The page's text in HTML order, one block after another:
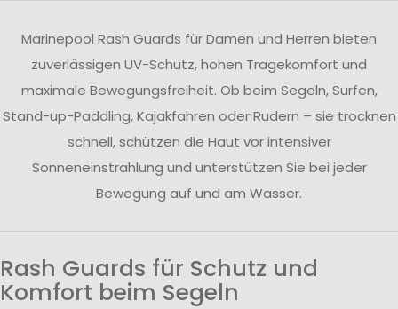
Marinepool Rash Guards für Damen und Herren bieten
zuverlässigen UV-Schutz, hohen Tragekomfort und
maximale Bewegungsfreiheit. Ob beim Segeln, Surfen,
Stand-up-Paddling, Kajakfahren oder Rudern – sie trocknen
schnell, schützen die Haut vor intensiver
Sonneneinstrahlung und unterstützen Sie bei jeder
Bewegung auf und am Wasser.
Rash Guards für Schutz und
Komfort beim Segeln